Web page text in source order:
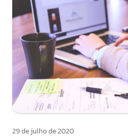
29 de julho de 2020